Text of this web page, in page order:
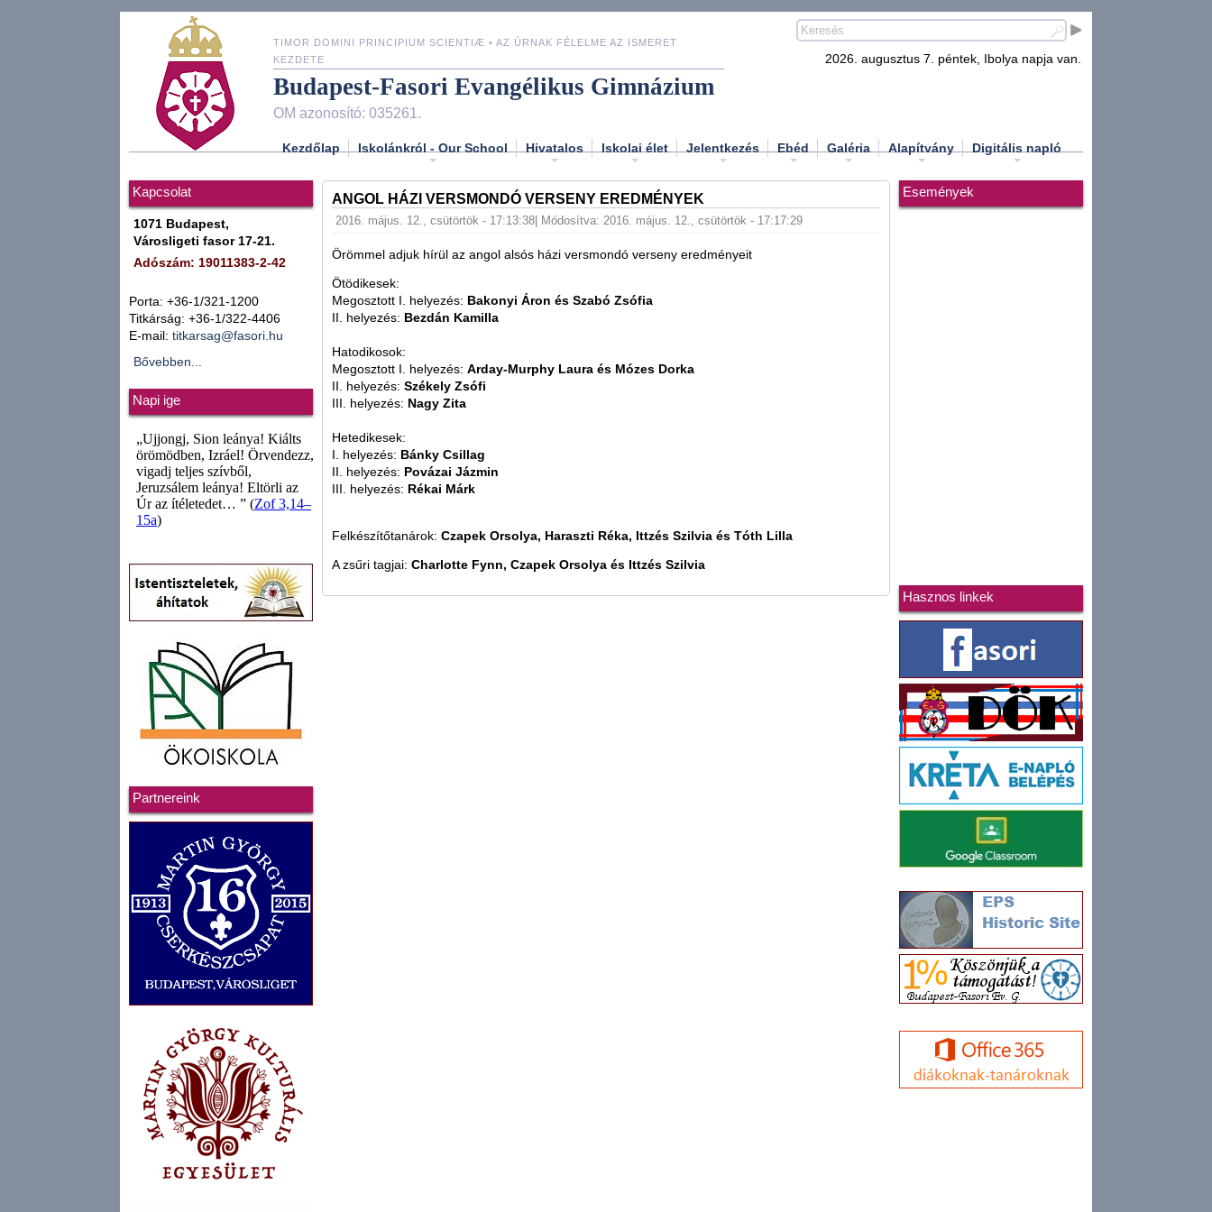
TIMOR DOMINI PRINCIPIUM SCIENTIÆ • AZ ÚRNAK FÉLELME AZ ISMERET
KEZDETE
Budapest-Fasori Evangélikus Gimnázium
OM azonosító: 035261.
2026. augusztus 7. péntek, Ibolya napja van.
Kezdőlap Iskolánkról - Our School Hivatalos Iskolai élet Jelentkezés Ebéd Galéria Alapítvány Digitális napló
Kapcsolat
1071 Budapest,
Városligeti fasor 17-21.
Adószám: 19011383-2-42
Porta: +36-1/321-1200
Titkárság: +36-1/322-4406
E-mail: titkarsag@fasori.hu
Bővebben...
Napi ige
Partnereink
ANGOL HÁZI VERSMONDÓ VERSENY EREDMÉNYEK
2016. május. 12., csütörtök - 17:13:38 | Módosítva: 2016. május. 12., csütörtök - 17:17:29
Örömmel adjuk hírül az angol alsós házi versmondó verseny eredményeit
Ötödikesek:
Megosztott I. helyezés: Bakonyi Áron és Szabó Zsófia
II. helyezés: Bezdán Kamilla
Hatodikosok:
Megosztott I. helyezés: Arday-Murphy Laura és Mózes Dorka
II. helyezés: Székely Zsófi
III. helyezés: Nagy Zita
Hetedikesek:
I. helyezés: Bánky Csillag
II. helyezés: Povázai Jázmin
III. helyezés: Rékai Márk
Felkészítőtanárok: Czapek Orsolya, Haraszti Réka, Ittzés Szilvia és Tóth Lilla
A zsűri tagjai: Charlotte Fynn, Czapek Orsolya és Ittzés Szilvia
Események
Hasznos linkek